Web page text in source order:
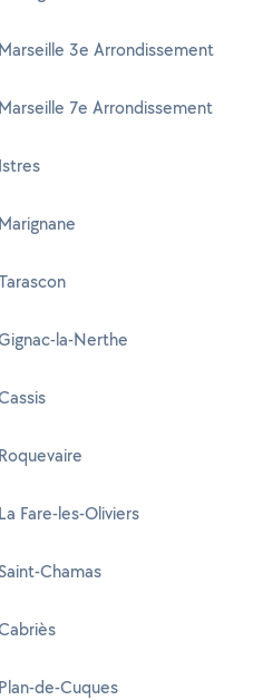
3e Arrondissement
7e Arrondissement
la-Nerthe
Fare-les-Oliviers
Chamas
de-Cuques